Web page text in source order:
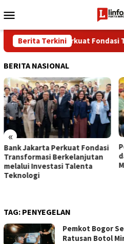
ke
Mobile
Berita Terkini
Jakarta Perkuat Fondasi
BERITA NASIONAL
«
Jakarta Perkuat Fondasi
Berkelanjutan
Investasi Talenta
TAG: PENYEGELAN
Pemkot Bogor
Ratusan Botol